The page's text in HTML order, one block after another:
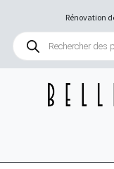
Rénovation
Recherche
produits